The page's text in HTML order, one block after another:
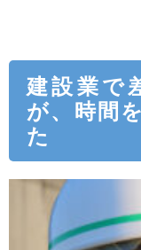
建設業で
が、時間
た